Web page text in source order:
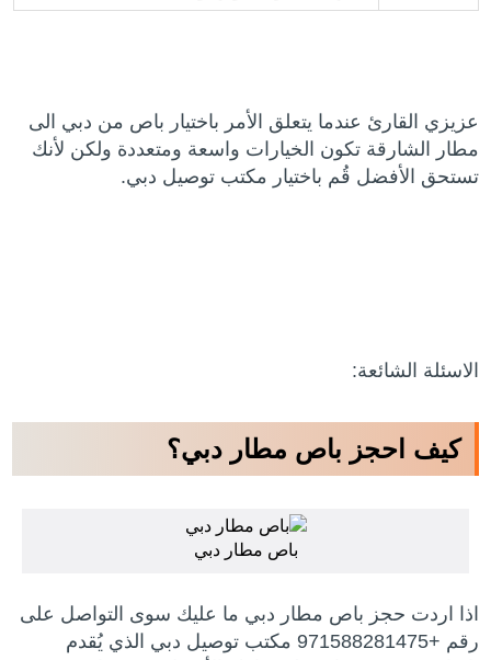
عزيزي القارئ عندما يتعلق الأمر باختيار باص من دبي الى
مطار الشارقة تكون الخيارات واسعة ومتعددة ولكن لأنك
تستحق الأفضل قُم باختيار مكتب توصيل دبي.
الاسئلة الشائعة:
كيف احجز باص مطار دبي؟
باص مطار دبي
اذا اردت حجز باص مطار دبي ما عليك سوى التواصل على
رقم +971588281475 مكتب توصيل دبي الذي يُقدم